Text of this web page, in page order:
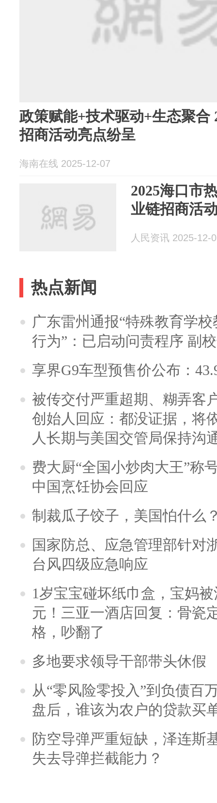
政策赋能+技术驱动+生态聚合
招商活动亮点纷呈
海南在线 2025-12-07
2025海口市
业链招商活
人民资讯 2025-12-
热点新闻
广东雷州通报“特殊教育学
行为”：已启动问责程序 副
享界G9车型预售价公布：
被传交付严重超期、糊弄客
创始人回应：都没证据，将
人长期与美国交管局保持沟
费大厨“全国小炒肉大王”称
中国烹饪协会回应
制裁瓜子饺子，美国怕什么
国家防总、应急管理部针对
台风四级应急响应
1岁宝宝碰坏纸巾盒，宝妈
元！三亚一酒店回复：骨瓷
格，吵翻了
多地要求领导干部带头休假
从“零风险零投入”到负债百
盘后，谁该为农户的贷款买
防空导弹严重短缺，泽连斯
失去导弹拦截能力？